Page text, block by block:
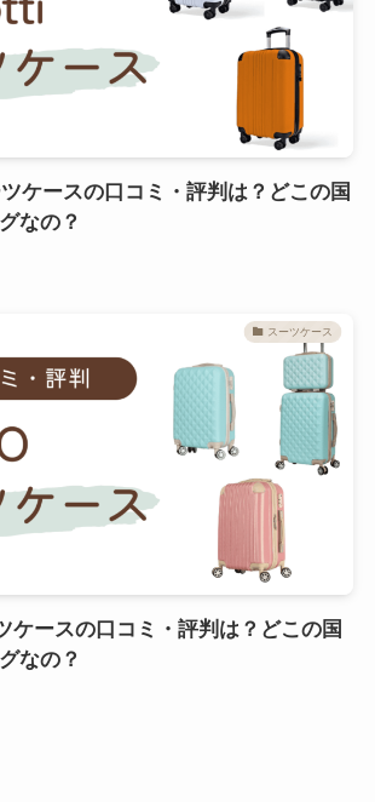
ケースの口コミ・評判は？どこの国
なの？
スーツケース
ケースの口コミ・評判は？どこの国
なの？